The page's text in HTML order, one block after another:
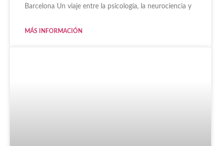
Barcelona Un viaje entre la psicología, la neurociencia y
MÁS INFORMACIÓN